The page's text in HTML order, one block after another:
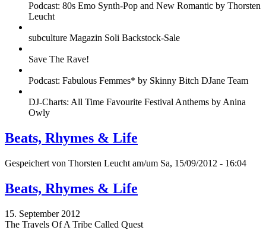
Podcast: 80s Emo Synth-Pop and New Romantic by Thorsten
Leucht
subculture Magazin Soli Backstock-Sale
Save The Rave!
Podcast: Fabulous Femmes* by Skinny Bitch DJane Team
DJ-Charts: All Time Favourite Festival Anthems by Anina
Owly
Beats, Rhymes & Life
Gespeichert von Thorsten Leucht am/um Sa, 15/09/2012 - 16:04
Beats, Rhymes & Life
15. September 2012
The Travels Of A Tribe Called Quest